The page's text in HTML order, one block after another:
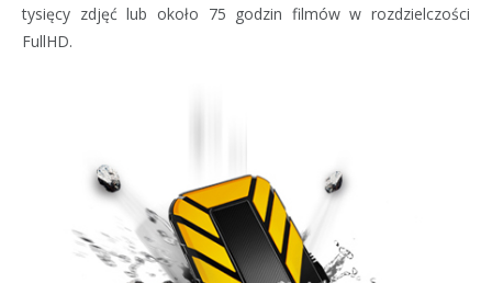
tysięcy zdjęć lub około 75 godzin filmów w rozdzielczości
FullHD.